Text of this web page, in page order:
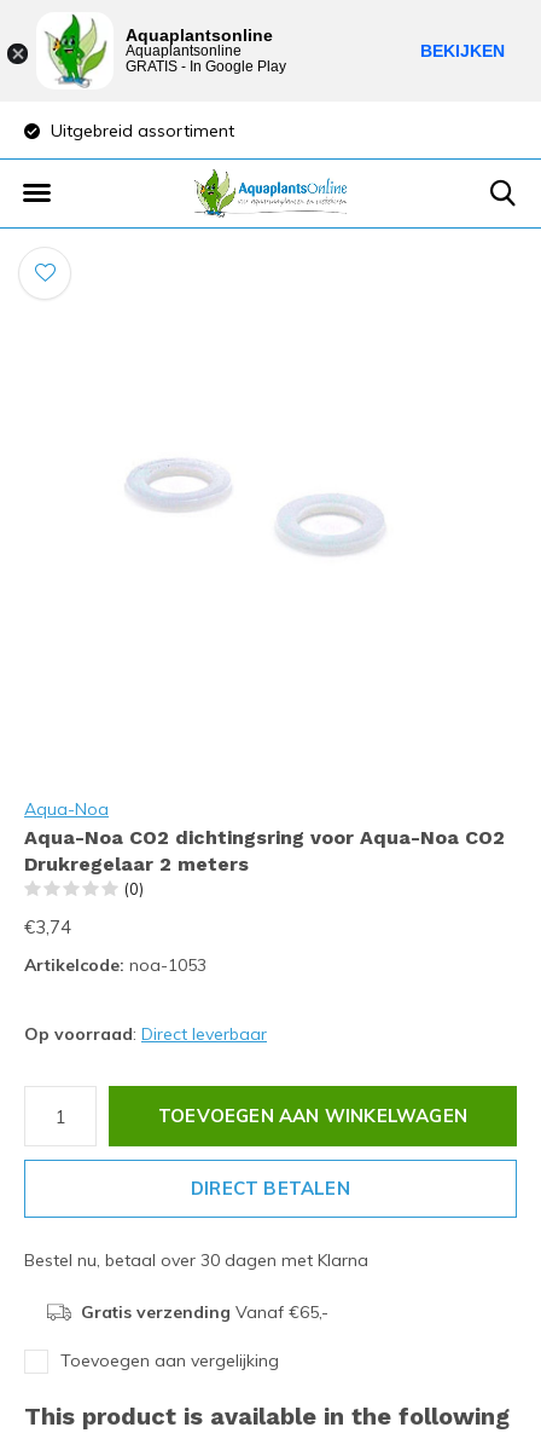
Uitgebreid assortiment
Aqua-Noa
Aqua-Noa CO2 dichtingsring voor Aqua-Noa CO2
Drukregelaar 2 meters
(0)
€3,74
Artikelcode: noa-1053
Op voorraad: Direct leverbaar
TOEVOEGEN AAN WINKELWAGEN
DIRECT BETALEN
Bestel nu, betaal over 30 dagen met Klarna
Gratis verzending Vanaf €65,-
Toevoegen aan vergelijking
This product is available in the following
Aquaplantsonline
Aquaplantsonline
GRATIS - In Google Play
BEKIJKEN